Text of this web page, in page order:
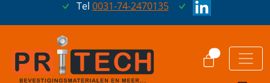
Tel 0031-74-2470135